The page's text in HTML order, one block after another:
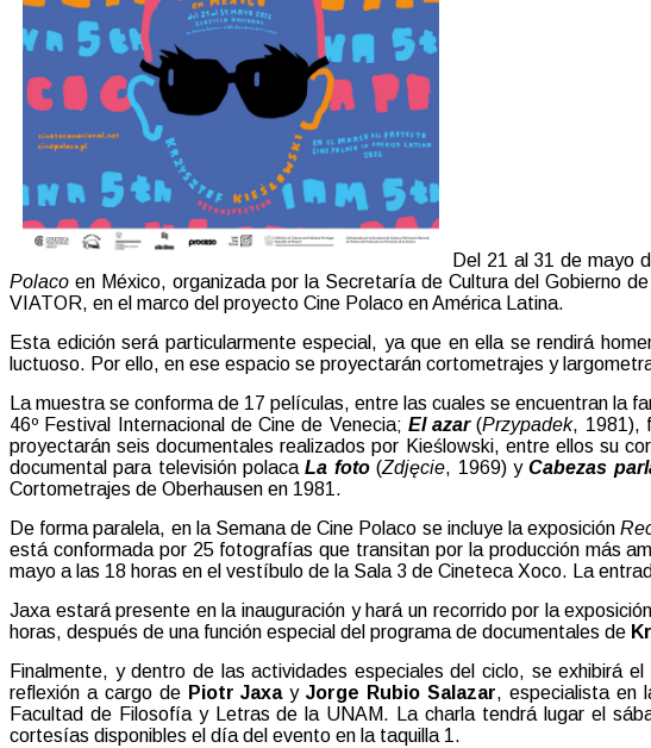
Del 21 al 31 de mayo
Polaco en México, organizada por la Secretaría de Cultura del Gobierno
VIATOR, en el marco del proyecto Cine Polaco en América Latina.
Esta edición será particularmente especial, ya que en ella se rendirá
luctuoso. Por ello, en ese espacio se proyectarán cortometrajes y
La muestra se conforma de 17 películas, entre las cuales se encuentran la
46º Festival Internacional de Cine de Venecia; El azar(Przypadek, 1981),
proyectarán seis documentales realizados por Kieślowski, entre ellos su
documental para televisión polacaLa foto(Zdjęcie, 1969) yCabezas
Cortometrajes de Oberhausen en 1981.
De forma paralela, en la Semana de Cine Polaco se incluye la exposición
está conformada por 25 fotografías que transitan por la producción más
mayo a las 18 horas en el vestíbulo de la Sala 3 de Cineteca Xoco. La
Jaxa estará presente en la inauguración y hará un recorrido por la
horas, después de una función especial del programa de documentales de
Finalmente, y dentro de las actividades especiales del ciclo, se exhibirá
reflexión a cargo de Piotr JaxayJorge Rubio Salazar, especialista en
Facultad de Filosofía y Letras de la UNAM. La charla tendrá lugar el
cortesías disponibles el día del evento en la taquilla 1.